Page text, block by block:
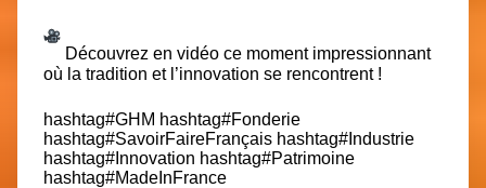
Découvrez en vidéo ce moment impressionnant
où la tradition et l’innovation se rencontrent !
hashtag#GHM hashtag#Fonderie
hashtag#SavoirFaireFrançais hashtag# Industrie
hashtag# Innovation hashtag#Patrimoine
hashtag#MadeInFrance